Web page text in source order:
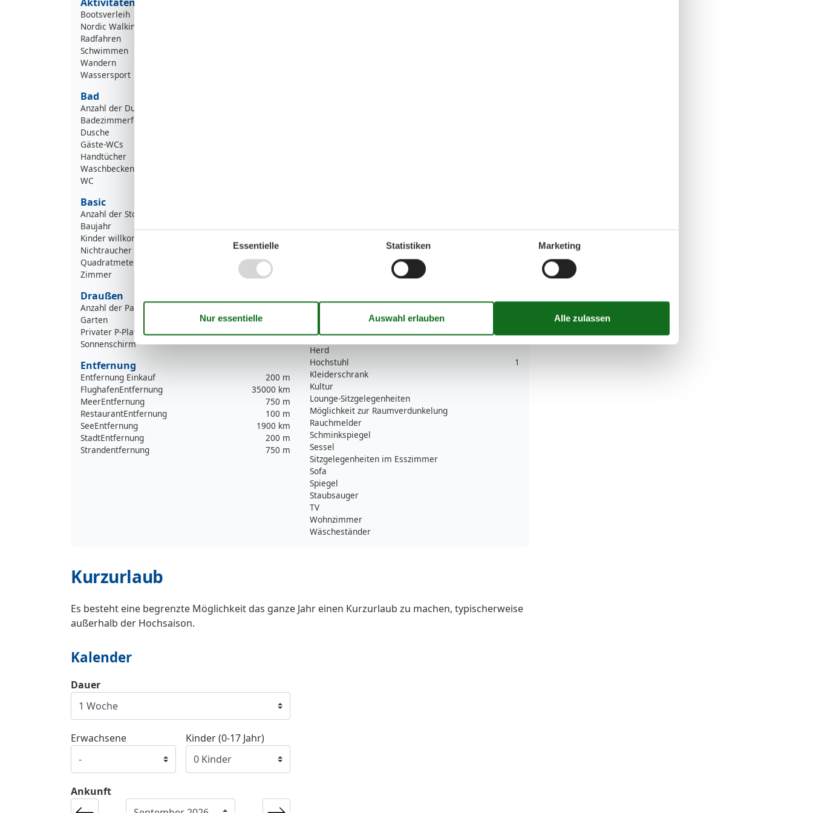
Bootsverleih
Nordic Walking
Radfahren
Schwimmen
Wandern
Wassersport
Bad
Anzahl der Duschen
Badezimmerfenster
Dusche
Gäste-WCs
Handtücher
Waschbecken
WC
Basic
Anzahl der Stockwerke
Baujahr
Kinder willkommen
Nichtraucher
Quadratmeter
67 m²
Zimmer
Draußen
Anzahl der Parkplätze
Garten
Privater P-Platz
Sonnenschirm
Entfernung
Entfernung Einkauf
200 m
FlughafenEntfernung
35000 km
MeerEntfernung
750 m
RestaurantEntfernung
100 m
SeeEntfernung
1900 km
StadtEntfernung
200 m
Strandentfernung
750 m
Bettwäsche
Digitales Fernsehen
Familie
Ganzkörperspiegel
Heizung
Herd
Hochstuhl
1
Kleiderschrank
Kultur
Lounge-Sitzgelegenheiten
Möglichkeit zur Raumverdunkelung
Rauchmelder
Schminkspiegel
Sessel
Sitzgelegenheiten im Esszimmer
Sofa
Spiegel
Staubsauger
TV
Wohnzimmer
Wäscheständer
Kurzurlaub
Es besteht eine begrenzte Möglichkeit das ganze Jahr einen Kurzurlaub zu machen, typischerweise
außerhalb der Hochsaison.
Kalender
Ankunft
Dauer
Erwachsene Kinder (0-17 Jahr)
Essentielle Statistiken Marketing